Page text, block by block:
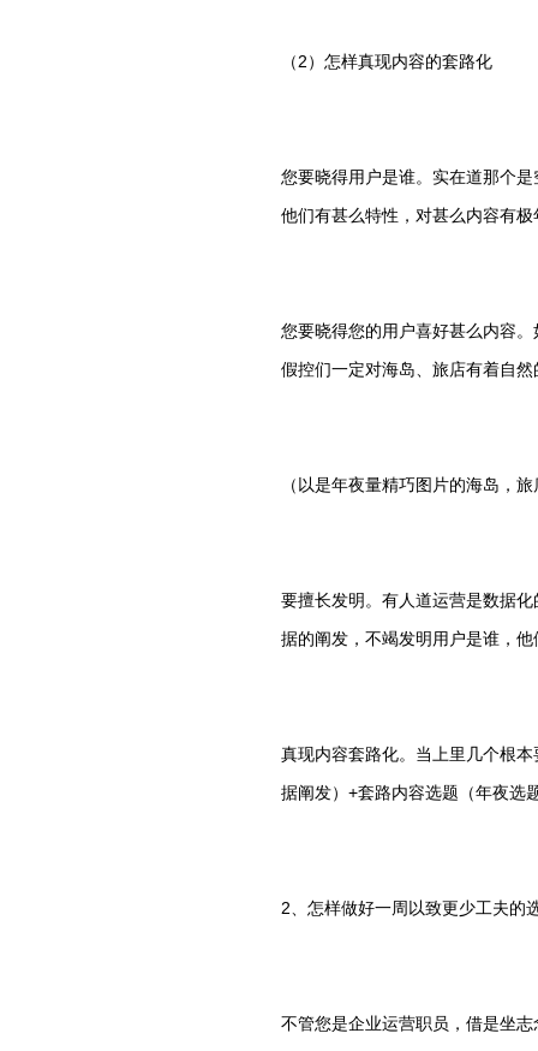
（2）怎样真现内容的套路化
您要晓得用户是谁。实在道那个
他们有甚么特性，对甚么内容有
您要晓得您的用户喜好甚么内容
假控们一定对海岛、旅店有着自然
（以是年夜量精巧图片的海岛，
要擅长发明。有人道运营是数据
据的阐发，不竭发明用户是谁，
真现内容套路化。当上里几个根
据阐发）+套路内容选题（年夜选
2、怎样做好一周以致更少工夫的
不管您是企业运营职员，借是坐